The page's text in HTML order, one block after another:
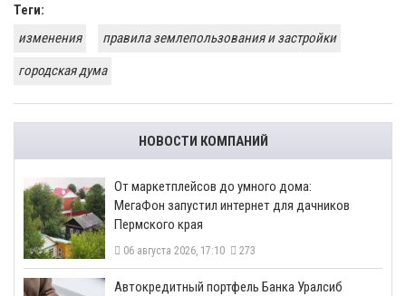
Теги:
изменения
правила землепользования и застройки
городская дума
НОВОСТИ КОМПАНИЙ
От маркетплейсов до умного дома:
МегаФон запустил интернет для дачников
Пермского края
06 августа 2026, 17:10 273
​Автокредитный портфель Банка Уралсиб